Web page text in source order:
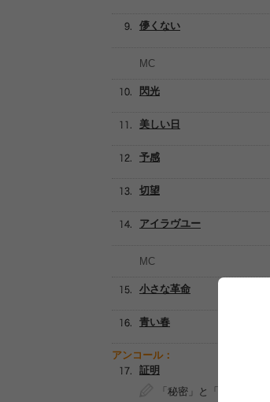
閃光
儚くない
MC
美しい日
予感
切望
アイラヴユー
MC
小さな革命
青い春
アンコール：
証明
「秘密」と「証明」で投